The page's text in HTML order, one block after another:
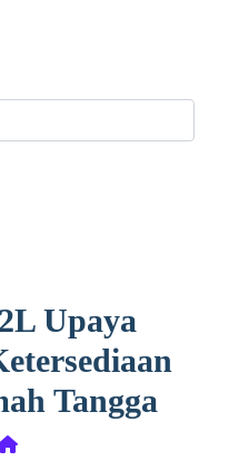
Upaya
Tangga